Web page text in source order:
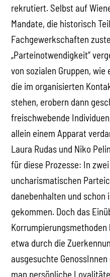
rekrutiert. Selbst auf
Mandate, die historisch
Fachgewerkschaften
„Parteinotwendigkeit“
von sozialen Gruppen,
die im organisierten
stehen, erobern dann
freischwebende
allein einem Apparat
Laura Rudas und Niko
für diese Prozesse: In
uncharismatischen
danebenhalten und schon
gekommen. Doch das
etwa durch die
ausgesuchte
man persönliche